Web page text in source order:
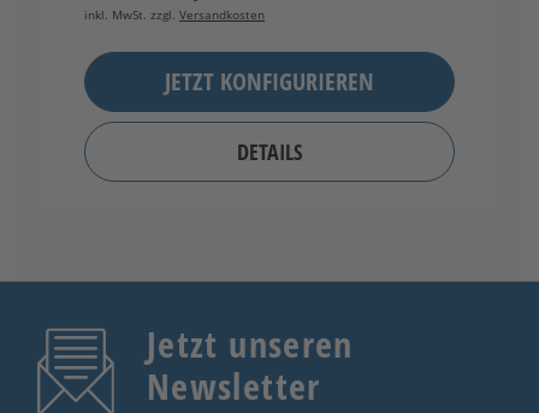
inkl. MwSt. zzgl. Versandkosten
JETZT KONFIGURIEREN
DETAILS
Jetzt unseren
Newsletter